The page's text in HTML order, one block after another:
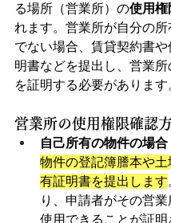
る場所（営業所）の使用権
れます。営業所が自分の
でない場合、賃貸契約書
明書などを提出し、営業
を証明する必要があります
営業所の使用権限確認
自己所有の物件の場合
物件の登記簿謄本や
有証明書を提出します
り、申請者がその営
使用できることが証明